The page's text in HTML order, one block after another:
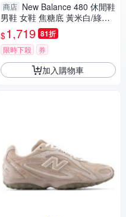
商店 New Balance 480 休閒鞋
男鞋 女鞋 焦糖底 黃米白/綠米
白【運動世界】BB480LGG-D/
BB480LYG-D
$1,719 81折
限時下殺 券
加入購物車